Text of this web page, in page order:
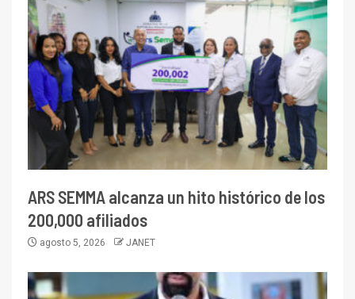
ARS SEMMA alcanza un hito histórico de los
200,000 afiliados
agosto 5, 2026 JANET